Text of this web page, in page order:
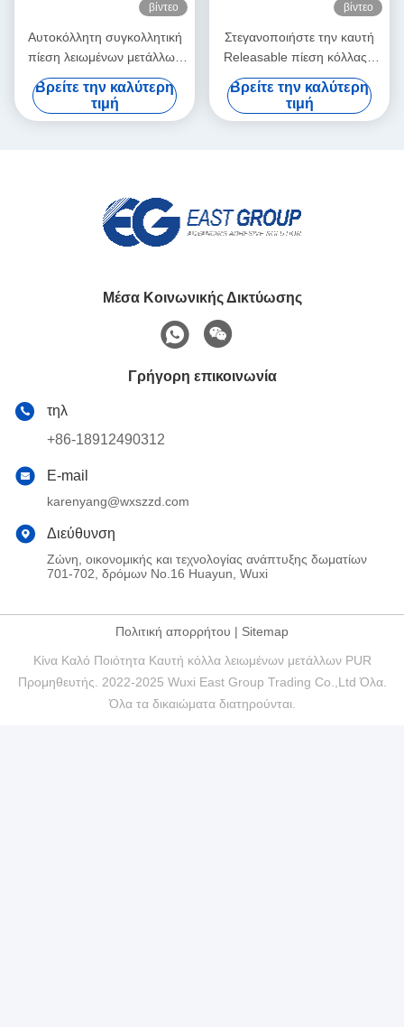
βίντεο
Αυτοκόλλητη συγκολλητική
πίεση λειωμένων μετάλλων
ετικετών PSA καυτή -
ευαίσθητη καυτή κόλλα
λειωμένων μετάλλων
Βρείτε την καλύτερη
τιμή
βίντεο
Στεγανοποιήστε την καυτή
Releasable πίεση κόλλας -
ευαίσθητη κόλλα για το
τρισδιάστατο έγγραφο
διακοσμήσεων τοίχων
Βρείτε την καλύτερη
τιμή
Μέσα Κοινωνικής Δικτύωσης
Γρήγορη επικοινωνία
τηλ
+86-18912490312
E-mail
karenyang@wxszzd.com
Διεύθυνση
Ζώνη, οικονομικής και τεχνολογίας ανάπτυξης δωματίων
701-702, δρόμων No.16 Huayun, Wuxi
Πολιτική απορρήτου | Sitemap
Κίνα Καλό Ποιότητα Καυτή κόλλα λειωμένων μετάλλων PUR
Προμηθευτής. 2022-2025 Wuxi East Group Trading Co.,Ltd Όλα.
Όλα τα δικαιώματα διατηρούνται.